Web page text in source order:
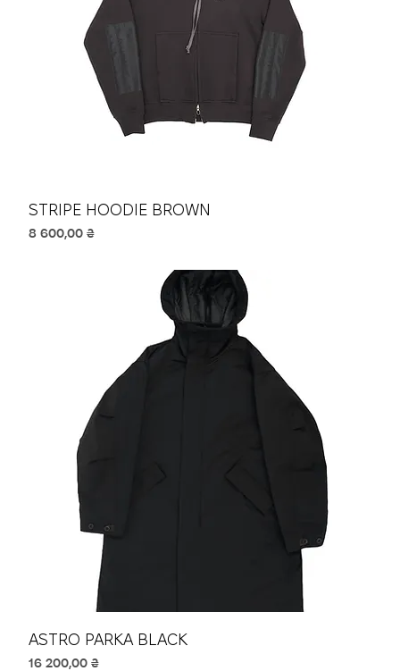
STRIPE HOODIE BROWN
Ціна
8 600,00 ₴
ASTRO PARKA BLACK
Ціна
16 200,00 ₴